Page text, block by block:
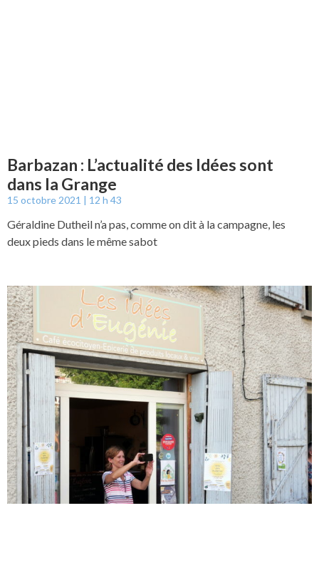
Barbazan : L’actualité des Idées sont
dans la Grange
15 octobre 2021 12 h 43
Géraldine Dutheil n’a pas, comme on dit à la campagne, les
deux pieds dans le même sabot